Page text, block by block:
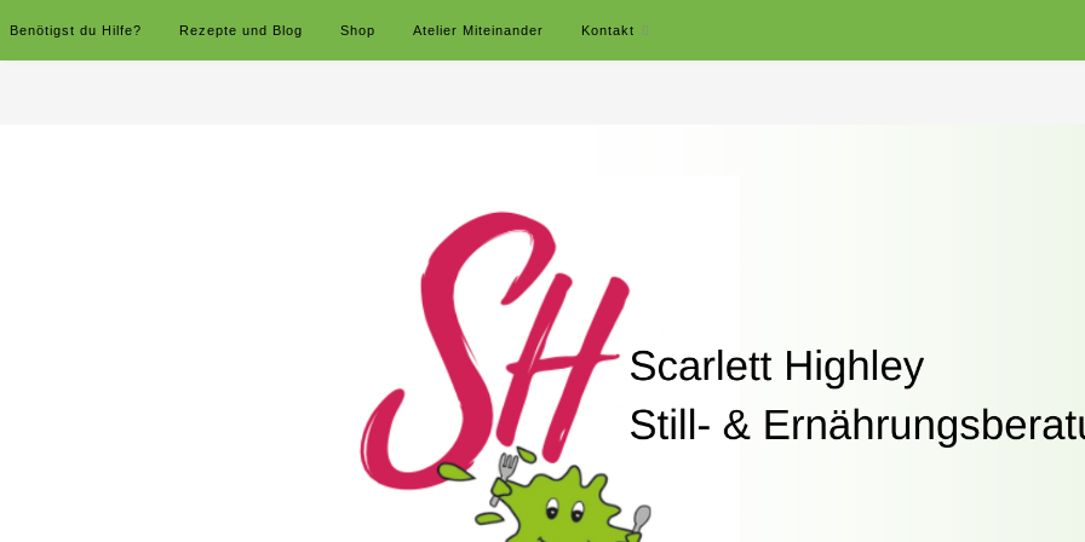
Benötigst du Hilfe? Rezepte und Blog Shop Atelier Miteinander Kontakt